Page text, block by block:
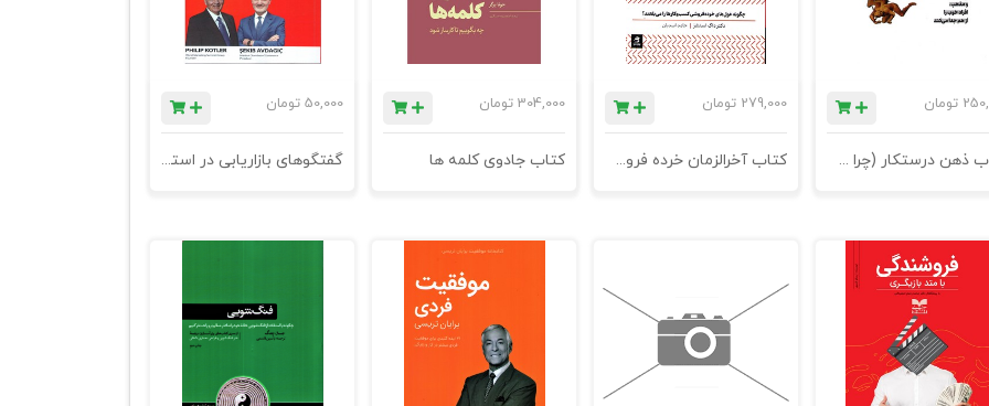
تومان
کتاب ذهن درستکار (چرا سیاست و مذهب، افراد خوب را از هم جدا می‌کند)
279,000 تومان
کتاب آخرالزمان خرده فروشی
304,000 تومان
کتاب جادوی کلمه ها
50,000 تومان
گفتگوهای بازاریابی در استانبول